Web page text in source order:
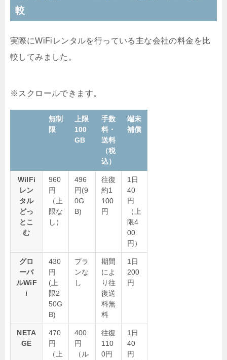
較
実際にWiFiレンタルを行っている主な会社の料金を比
較してみました。
無制
限
上限
100
GB
手数
料・
送料
（税
込）
端末
補償
WiIFi
レン
タル
どっ
とこ
む
960
円
（上
限な
し）
496
円(9
0G
B)
往復
約1
100
円
1日
40
円
（上
限4
00
円）
グロ
ーバ
ルWiF
i
430
円
(上
限2
50G
B)
プラ
ンな
し
期間
によ
り往
復送
料無
料
1日
200
円
NETA
GE
470
円
（上
400
円
（ル
往復
110
0円
1日
40
円